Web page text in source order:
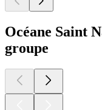
Océane Saint
groupe